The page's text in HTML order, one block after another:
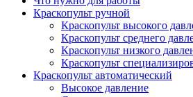
Краскопульт ручной
Краскопульт высокого
Краскопульт среднего
Краскопульт низкого
Краскопульт
Краскопульт автоматический
Высокое давление